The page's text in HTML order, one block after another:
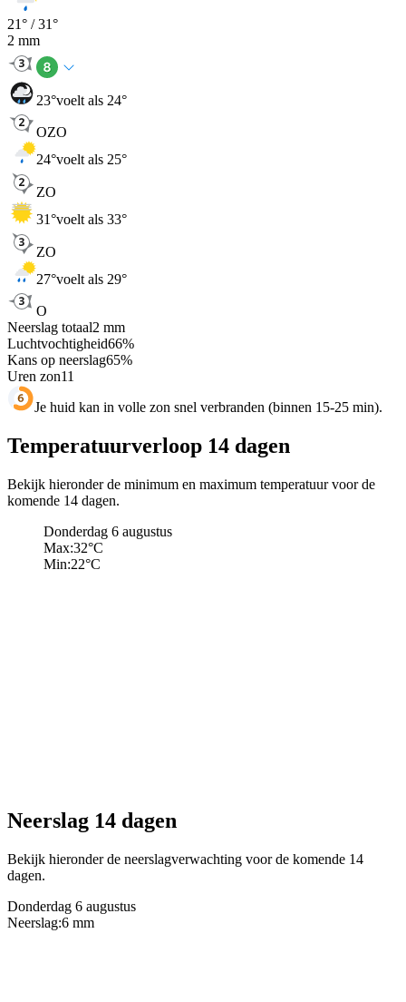
21° /31°
2 mm
23°voelt als 24°
OZO
24°voelt als 25°
ZO
31°voelt als 33°
ZO
27°voelt als 29°
O
Neerslag totaal2 mm
Luchtvochtigheid66%
Kans op neerslag65%
Uren zon11
Je huid kan in volle zon snel verbranden (binnen 15-25 min).
Temperatuurverloop 14 dagen
Bekijk hieronder de minimum en maximum temperatuur voor de
komende 14 dagen.
Donderdag 6 augustus
Max:32°C
Min:22°C
Neerslag 14 dagen
Bekijk hieronder de neerslagverwachting voor de komende 14
dagen.
Donderdag 6 augustus
Neerslag:6 mm